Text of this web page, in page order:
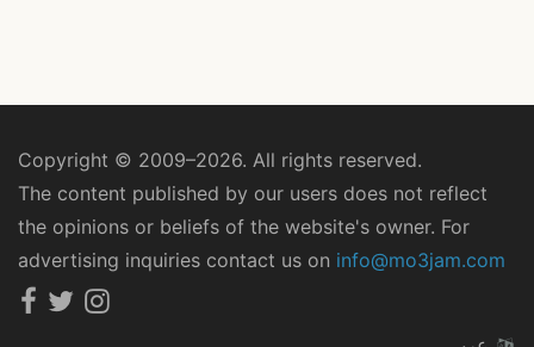
Copyright © 2009–2026. All rights reserved.
The content published by our users does not reflect
the opinions or beliefs of the website's owner. For
advertising inquiries contact us on info@mo3jam.com